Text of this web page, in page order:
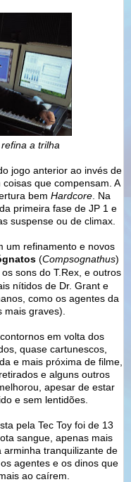
a trilha
jogo anterior ao invés de
que compensam. A
bem Hardcore . Na
primeira fase de JP 1 e
suspense ou de climax.
um refinamento e novos
(Compsognathus)
sons do T.Rex, e outros
nítidos de Dr. Grant e
como os agentes da
mais graves).
em volta dos
quase cartunescos,
e mais próxima de filme,
e alguns outros
apesar de estar
e sem lentidões.
pela Tec Toy foi de 13
sangue, apenas mais
tranquilizante de
agentes e os dinos que
ao caírem.